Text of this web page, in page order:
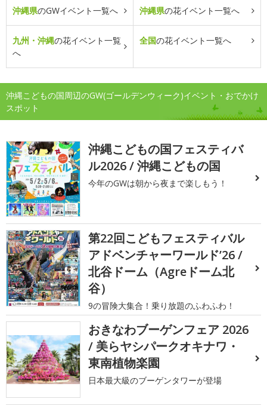
沖縄県のGWイベント一覧へ 沖縄県の花イベント一覧へ
九州・沖縄の花イベント一覧
へ
全国の花イベント一覧へ
沖縄こどもの国周辺のGW(ゴールデンウィーク)イベント・おでかけ
スポット
沖縄こどもの国フェスティバ
ル2026 / 沖縄こどもの国
今年のGWは朝から夜まで楽しもう！
第22回こどもフェスティバル
アドベンチャーワールド’26 /
北谷ドーム（Agreドーム北
谷）
9の冒険大集合！乗り放題のふわふわ！
おきなわブーゲンフェア 2026
/ 美らヤシパークオキナワ・
東南植物楽園
日本最大級のブーゲンタワーが登場